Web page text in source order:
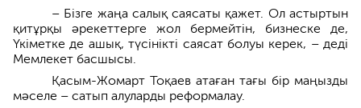
– Бізге жаңа салық саясаты қажет. Ол астыртын
қитұрқы әрекеттерге жол бермейтін, бизнеске де,
Үкіметке де ашық, түсінікті саясат болуы керек, – деді
Мемлекет басшысы.
Қасым-Жомарт Тоқаев атаған тағы бір маңызды
мәселе – сатып алуларды реформалау.